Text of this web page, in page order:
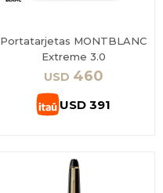
Portatarjetas MONTBLANC
Extreme 3.0
USD 460
USD 391